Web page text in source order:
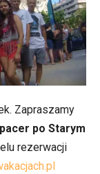
Zapraszamy
po Starym
rezerwacji